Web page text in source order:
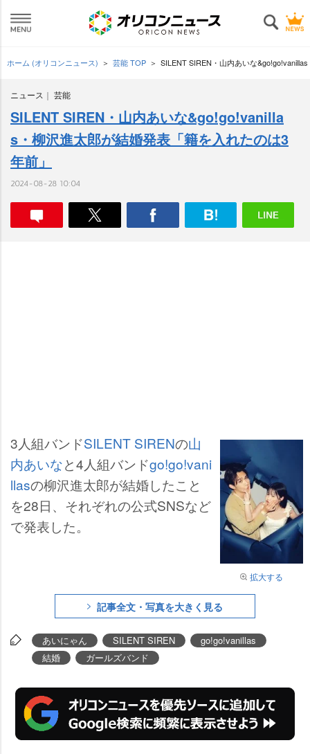
ホーム (オリコンニュース) 芸能 TOP SILENT SIREN・山内あいな
ニュース 芸能
SILENT SIREN・山内あいな&go!go!vanilla
s・柳沢進太郎が結婚発表「籍を入れたのは3
年前」
2024-08-28 10:04
拡大する
3人組バンドSILENT SIRENの山
内あいなと4人組バンドgo!go!vani
llasの柳沢進太郎が結婚したこと
を28日、それぞれの公式SNSなど
で発表した。
記事全文・写真を大きく見る
あいにゃん SILENT SIREN
go!go!vanillas
結婚
ガールズバンド